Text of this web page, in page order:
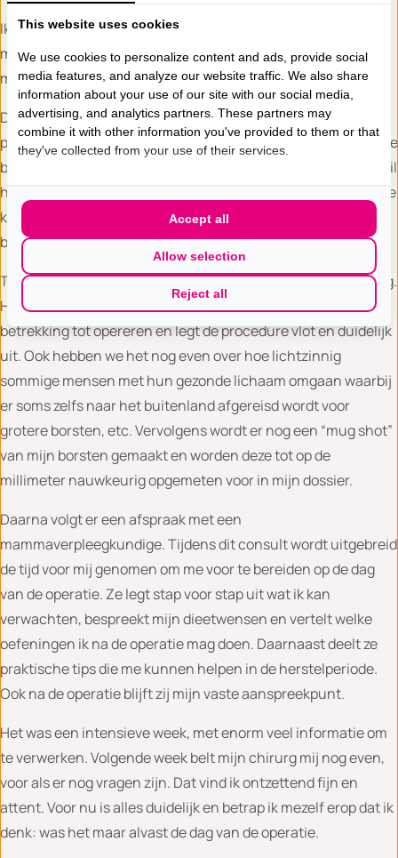
Ik blijf bij mijn besluit. Borstsparend was al vanaf het begin
mijn wens. Mijn tumor is goed gekrompen dus de optie is
mogelijk en hier wil ik dan ook voor gaan.
Daarna volgt het gesprek met de anesthesist. Ze legt heel
precies uit wat er gebeurt tijdens een operatie, inclusief dat je
beademd wordt onder narcose. Iets waar ik nooit eerder bij stil
heb gestaan en wat ik best een naar idee vind, zo’n buisje in je
keel. Ook door haar wordt alle tijd genomen om onzekerheid
bij mij weg te nemen. Zo fijn.
Twee dagen later heb ik een gesprek met de plastisch chirurg.
Hij vertelt dat er in mijn geval één goede optie mogelijk is met
betrekking tot opereren en legt de procedure vlot en duidelijk
uit. Ook hebben we het nog even over hoe lichtzinnig
sommige mensen met hun gezonde lichaam omgaan waarbij
er soms zelfs naar het buitenland afgereisd wordt voor
grotere borsten, etc. Vervolgens wordt er nog een “mug shot”
van mijn borsten gemaakt en worden deze tot op de
millimeter nauwkeurig opgemeten voor in mijn dossier.
Daarna volgt er een afspraak met een
mammaverpleegkundige. Tijdens dit consult wordt uitgebreid
de tijd voor mij genomen om me voor te bereiden op de dag
van de operatie. Ze legt stap voor stap uit wat ik kan
verwachten, bespreekt mijn dieetwensen en vertelt welke
oefeningen ik na de operatie mag doen. Daarnaast deelt ze
praktische tips die me kunnen helpen in de herstelperiode.
Ook na de operatie blijft zij mijn vaste aanspreekpunt.
Het was een intensieve week, met enorm veel informatie om
te verwerken. Volgende week belt mijn chirurg mij nog even,
voor als er nog vragen zijn. Dat vind ik ontzettend fijn en
attent. Voor nu is alles duidelijk en betrap ik mezelf erop dat ik
denk: was het maar alvast de dag van de operatie.
This website uses cookies
We use cookies to personalize content and ads, provide social
media features, and analyze our website traffic. We also share
information about your use of our site with our social media,
advertising, and analytics partners. These partners may
combine it with other information you've provided to them or that
they've collected from your use of their services.
Reject all
Allow selection
Accept all